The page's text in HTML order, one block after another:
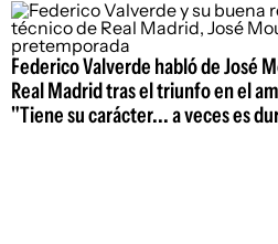
Federico Valverde habló de José
Real Madrid tras el triunfo en el
"Tiene su carácter... a veces es